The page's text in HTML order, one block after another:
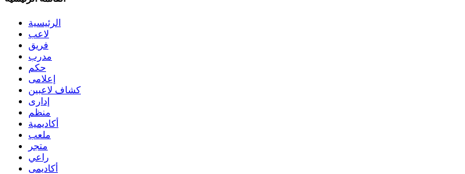
الرئيسية
لاعب
فريق
مدرب
حكم
إعلامى
كشاف لاعبين
إدارى
منظم
أكاديمية
ملعب
متجر
راعي
أكاديمى